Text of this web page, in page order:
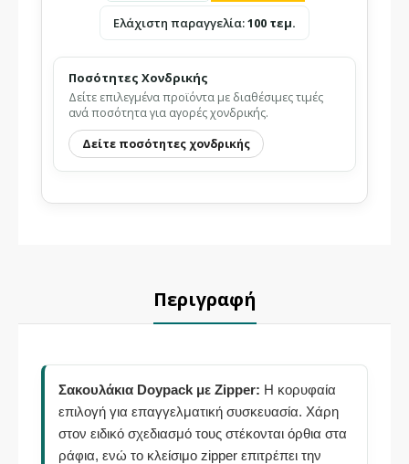
Ελάχιστη παραγγελία:100 τεμ.
Ποσότητες Χονδρικής
Δείτε επιλεγμένα προϊόντα με διαθέσιμες τιμές
ανά ποσότητα για αγορές χονδρικής.
Δείτε ποσότητες χονδρικής
Περιγραφή
Σακουλάκια Doypack με Zipper: Η κορυφαία
επιλογή για επαγγελματική συσκευασία. Χάρη
στον ειδικό σχεδιασμό τους στέκονται όρθια στα
ράφια, ενώ το κλείσιμο zipper επιτρέπει την